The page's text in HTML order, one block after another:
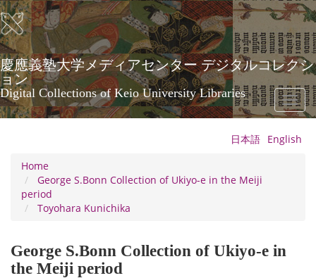
Skip
to
main
content
慶應義塾大学メディアセンター デジタルコレクシ
ョン
Digital Collections of Keio University Libraries
Toggle
日本語 English
Home
George S.Bonn Collection of Ukiyo-e in the Meiji
period
Toyohara Kunichika
George S.Bonn Collection of Ukiyo-e in
the Meiji period